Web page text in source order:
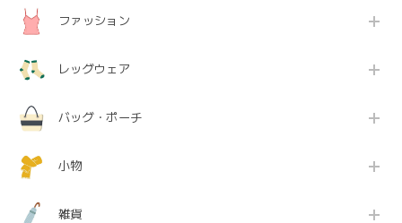
ファッション
レッグウェア
バッグ・ポーチ
小物
雑貨